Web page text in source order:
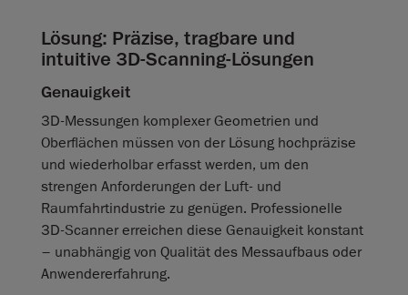
Lösung: Präzise, tragbare und
intuitive 3D‑Scanning‑Lösungen
Genauigkeit
3D‑Messungen komplexer Geometrien und
Oberflächen müssen von der Lösung hochpräzise
und wiederholbar erfasst werden, um den
strengen Anforderungen der Luft‑ und
Raumfahrtindustrie zu genügen. Professionelle
3D‑Scanner erreichen diese Genauigkeit konstant
– unabhängig von Qualität des Messaufbaus oder
Anwendererfahrung.